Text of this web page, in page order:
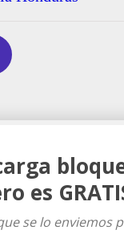
es
se lo enviemos